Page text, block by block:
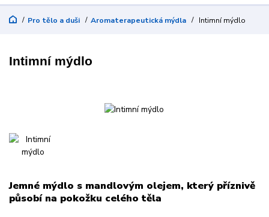
Pro tělo a duši Aromaterapeutická mýdla Intimní mýdlo
Intimní mýdlo
Jemné mýdlo s mandlovým olejem, který příznivě
působí na pokožku celého těla